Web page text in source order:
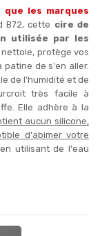
que les marques
B72, cette cire de
utilisée par les
nettoie, protège vos
de s'en aller.
de l'humidité et de
très facile à
Elle adhère à la
aucun silicone,
d'abimer votre
utilisant de l'eau